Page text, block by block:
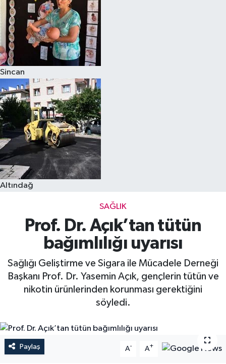
Sincan
Altındağ
SAĞLIK
Prof. Dr. Açık’tan tütün
bağımlılığı uyarısı
Sağlığı Geliştirme ve Sigara ile Mücadele Derneği
Başkanı Prof. Dr. Yasemin Açık, gençlerin tütün ve
nikotin ürünlerinden korunması gerektiğini
söyledi.
Paylaş A- A+